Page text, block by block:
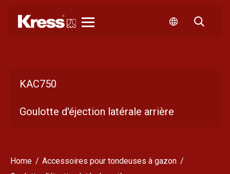
KAC750
Goulotte d'éjection latérale arrière
Home
Accessoires pour tondeuses à gazon